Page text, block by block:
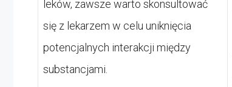
leków, zawsze warto skonsultować
się z lekarzem w celu uniknięcia
potencjalnych interakcji między
substancjami.